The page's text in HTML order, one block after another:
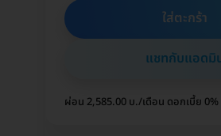
ใส่ตะกร้า
แชทกับแอดมิ
ผ่อน 2,585.00 บ./เดือน ดอกเบี้ย 0%